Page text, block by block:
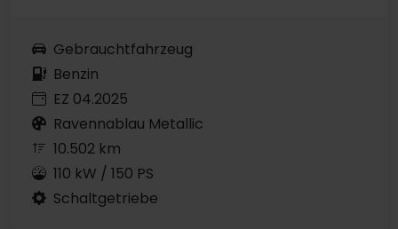
Gebrauchtfahrzeug
Benzin
EZ 04.2025
Ravennablau Metallic
10.502 km
110 kW / 150 PS
Schaltgetriebe